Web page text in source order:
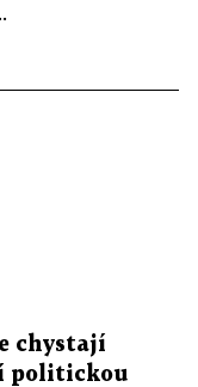
chystají
politickou